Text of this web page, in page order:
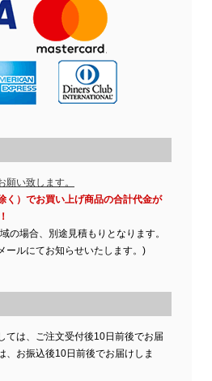
い致します。
く）でお買い上げ商品の合計代金が
の場合、別途見積もりとなります。
ールにてお知らせいたします。)
ては、ご注文受付後10日前後でお届
、お振込後10日前後でお届けしま